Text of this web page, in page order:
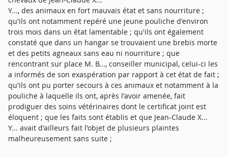
Y..., des animaux en fort mauvais état et sans nourriture ;
qu'ils ont notamment repéré une jeune pouliche d'environ
trois mois dans un état lamentable ; qu'ils ont également
constaté que dans un hangar se trouvaient une brebis morte
et des petits agneaux sans eau ni nourriture ; que
rencontrant sur place M. B..., conseiller municipal, celui-ci les
a informés de son exaspération par rapport à cet état de fait ;
qu'ils ont pu porter secours à ces animaux et notamment à la
pouliche à laquelle ils ont, après l'avoir amenée, fait
prodiguer des soins vétérinaires dont le certificat joint est
éloquent ; que les faits sont établis et que Jean-Claude X...
Y... avait d'ailleurs fait l'objet de plusieurs plaintes
malheureusement sans suite ;